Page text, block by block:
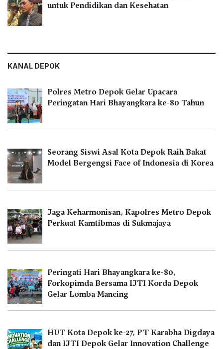
untuk Pendidikan dan Kesehatan
KANAL DEPOK
Polres Metro Depok Gelar Upacara
Peringatan Hari Bhayangkara ke-80 Tahun
Seorang Siswi Asal Kota Depok Raih Bakat
Model Bergengsi Face of Indonesia di Korea
Jaga Keharmonisan, Kapolres Metro Depok
Perkuat Kamtibmas di Sukmajaya
Peringati Hari Bhayangkara ke-80,
Forkopimda Bersama IJTI Korda Depok
Gelar Lomba Mancing
HUT Kota Depok ke-27, PT Karabha Digdaya
dan IJTI Depok Gelar Innovation Challenge